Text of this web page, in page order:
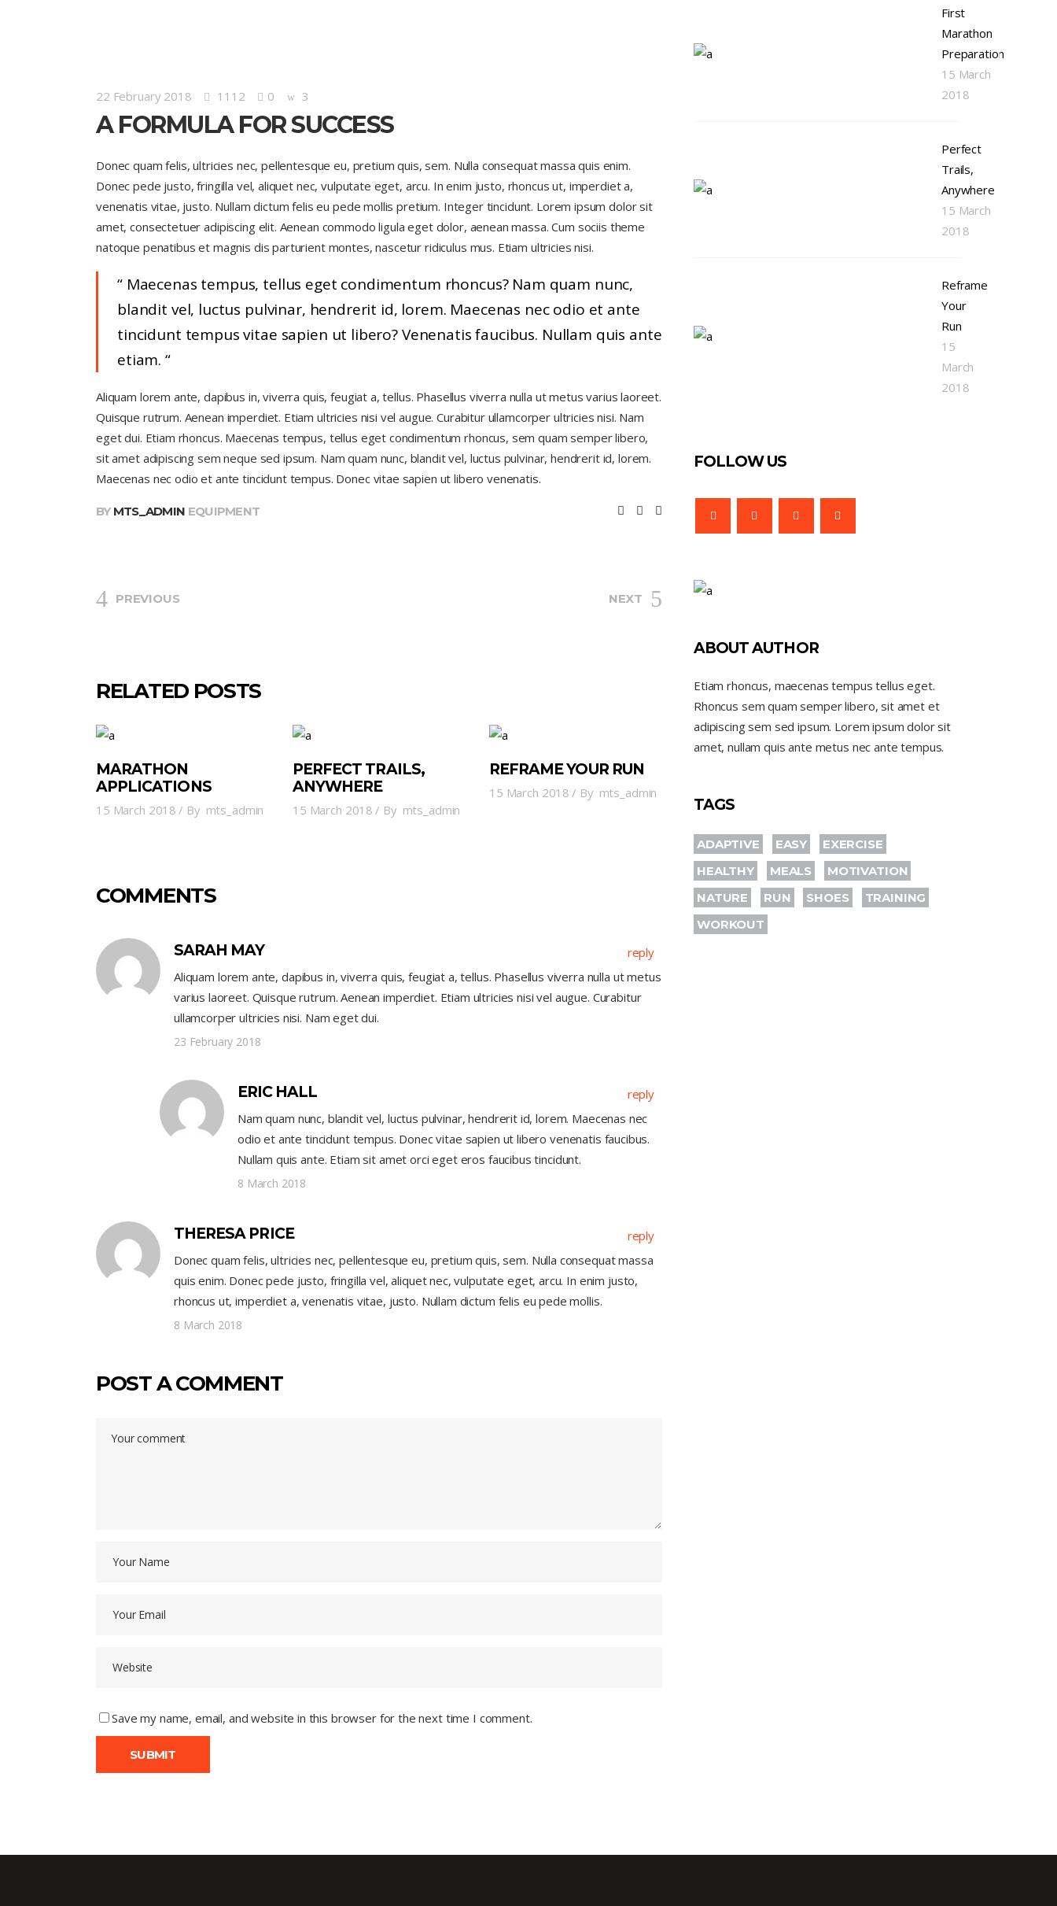
22 February 2018 1112 0 3
A FORMULA FOR SUCCESS
Donec quam felis, ultricies nec, pellentesque eu, pretium quis, sem. Nulla consequat massa quis enim.
Donec pede justo, fringilla vel, aliquet nec, vulputate eget, arcu. In enim justo, rhoncus ut, imperdiet a,
venenatis vitae, justo. Nullam dictum felis eu pede mollis pretium. Integer tincidunt. Lorem ipsum dolor sit
amet, consectetuer adipiscing elit. Aenean commodo ligula eget dolor, aenean massa. Cum sociis theme
natoque penatibus et magnis dis parturient montes, nascetur ridiculus mus. Etiam ultricies nisi.
Maecenas tempus, tellus eget condimentum rhoncus? Nam quam nunc,
blandit vel, luctus pulvinar, hendrerit id, lorem. Maecenas nec odio et ante
tincidunt tempus vitae sapien ut libero? Venenatis faucibus. Nullam quis ante
etiam.
Aliquam lorem ante, dapibus in, viverra quis, feugiat a, tellus. Phasellus viverra nulla ut metus varius laoreet.
Quisque rutrum. Aenean imperdiet. Etiam ultricies nisi vel augue. Curabitur ullamcorper ultricies nisi. Nam
eget dui. Etiam rhoncus. Maecenas tempus, tellus eget condimentum rhoncus, sem quam semper libero,
sit amet adipiscing sem neque sed ipsum. Nam quam nunc, blandit vel, luctus pulvinar, hendrerit id, lorem.
Maecenas nec odio et ante tincidunt tempus. Donec vitae sapien ut libero venenatis.
BY MTS_ADMIN EQUIPMENT
PREVIOUS NEXT
RELATED POSTS
MARATHON
APPLICATIONS
15 March 2018 By mts_admin
PERFECT TRAILS,
ANYWHERE
15 March 2018 By mts_admin
REFRAME YOUR RUN
15 March 2018 By mts_admin
COMMENTS
SARAH MAY
reply
Aliquam lorem ante, dapibus in, viverra quis, feugiat a, tellus. Phasellus viverra nulla ut metus
varius laoreet. Quisque rutrum. Aenean imperdiet. Etiam ultricies nisi vel augue. Curabitur
ullamcorper ultricies nisi. Nam eget dui.
23 February 2018
ERIC HALL
reply
Nam quam nunc, blandit vel, luctus pulvinar, hendrerit id, lorem. Maecenas nec
odio et ante tincidunt tempus. Donec vitae sapien ut libero venenatis faucibus.
Nullam quis ante. Etiam sit amet orci eget eros faucibus tincidunt.
8 March 2018
THERESA PRICE
reply
Donec quam felis, ultricies nec, pellentesque eu, pretium quis, sem. Nulla consequat massa
quis enim. Donec pede justo, fringilla vel, aliquet nec, vulputate eget, arcu. In enim justo,
rhoncus ut, imperdiet a, venenatis vitae, justo. Nullam dictum felis eu pede mollis.
8 March 2018
POST A COMMENT
Save my name, email, and website in this browser for the next time I comment.
First
Marathon
Preparation
15 March
2018
Perfect
Trails,
Anywhere
15 March
2018
Reframe
Your
Run
15
March
2018
FOLLOW US
ABOUT AUTHOR
Etiam rhoncus, maecenas tempus tellus eget.
Rhoncus sem quam semper libero, sit amet et
adipiscing sem sed ipsum. Lorem ipsum dolor sit
amet, nullam quis ante metus nec ante tempus.
TAGS
ADAPTIVE EASY
EXERCISE
HEALTHY
MEALS
MOTIVATION
NATURE
RUN SHOES
TRAINING
WORKOUT